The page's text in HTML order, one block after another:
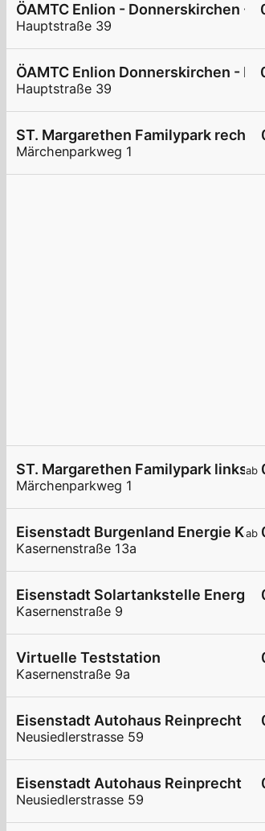
ÖAMTC Enlion - Donnerskirchen - R
Hauptstraße 39
ÖAMTC Enlion Donnerskirchen - L
Hauptstraße 39
ST. Margarethen Familypark rechts
Märchenparkweg 1
ab
ST. Margarethen Familypark links
Märchenparkweg 1
ab
Eisenstadt Burgenland Energie
Kasernenstraße 13a
Eisenstadt Solartankstelle Energie
Kasernenstraße 9
Virtuelle Teststation
Kasernenstraße 9a
Eisenstadt Autohaus Reinprecht
Neusiedlerstrasse 59
Eisenstadt Autohaus Reinprecht
Neusiedlerstrasse 59